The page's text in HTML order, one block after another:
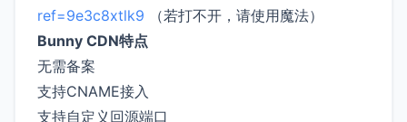
ref=9e3c8xtlk9 （若打不开，请使用魔法）
Bunny CDN特点
无需备案
支持CNAME接入
支持自定义回源端口